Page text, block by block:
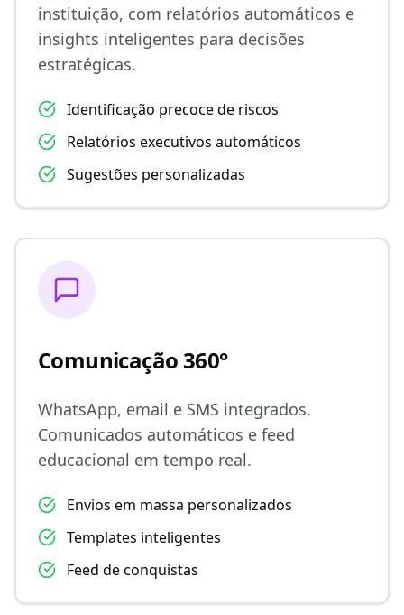
instituição, com relatórios automáticos e
insights inteligentes para decisões
estratégicas.
Identificação precoce de riscos
Relatórios executivos automáticos
Sugestões personalizadas
Comunicação 360°
WhatsApp, email e SMS integrados.
Comunicados automáticos e feed
educacional em tempo real.
Envios em massa personalizados
Templates inteligentes
Feed de conquistas